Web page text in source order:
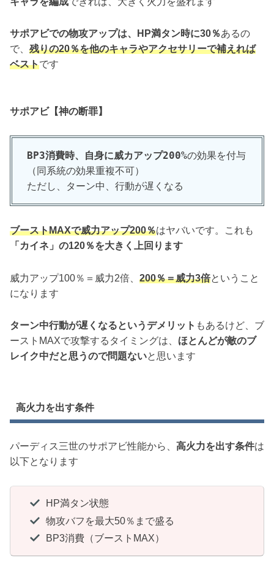
サポアビでの物攻アップは、HP満タン時に30％あるの
で、 残りの20％を他のキャラやアクセサリーで補えれば
ベストです
サポアビ【神の断罪】
BP3消費時、自身に威カアップ200%の効果を付与
（同系統の効果重複不可）
ただし、ターン中、行動が遅くなる
ブーストMAXで威力アップ200％はヤバいです。これも
「カイネ」の120％を大きく上回ります
威力アップ100％＝威力2倍、 200％＝威力3倍ということ
になります
ターン中行動が遅くなるというデメリット もあるけど、ブ
ーストMAXで攻撃するタイミングは、 ほとんどが敵のブ
レイク中だと思うので問題ないと思います
高火力を出す条件
パーディス三世のサポアビ性能から、 高火力を出す条件は
以下となります
HP満タン状態
物攻バフを最大50％まで盛る
BP3消費（ブーストMAX）